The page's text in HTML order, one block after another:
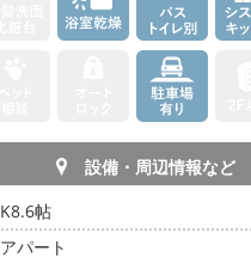
設備・周辺情報など
K8.6帖
アパート